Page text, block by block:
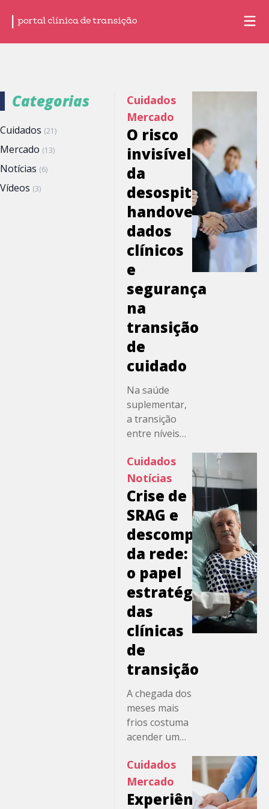
Categorias
Cuidados (21)
Mercado (13)
Notícias (6)
Vídeos (3)
Cuidados
Mercado
O risco
invisível
da
desospitalização:
handover,
dados
clínicos
e
segurança
na
transição
de
cuidado
Na saúde
suplementar,
a transição
entre níveis
costuma ser
analisada sob
a ótica da
ocupação
hospitalar, do
custo-dia e da
desospitalização.
No entanto,
há uma
dimensão
menos visível,
mas decisiva
para o
desfecho
clínico e para
a governança
das
operadoras: a
transferência
segura das
que
acompanham
o paciente. Na
Cuidados
Notícias
Crise de
SRAG e
descompressão
da rede:
o papel
estratégico
das
clínicas
de
transição
A chegada dos
meses mais
frios costuma
acender um
conhecido
para gestores
hospitalares,
Cuidados
Mercado
Experiência